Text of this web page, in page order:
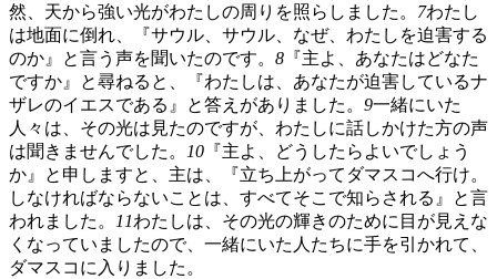
然、天から強い光がわたしの周りを照らしました。 7わたし
は地面に倒れ、『サウル、サウル、なぜ、わたしを迫害する
のか』と言う声を聞いたのです。 8 『主よ、あなたはどなた
ですか』と尋ねると、『わたしは、あなたが迫害しているナ
ザレのイエスである』と答えがありました。 9一緒にいた
人々は、その光は見たのですが、わたしに話しかけた方の声
は聞きませんでした。
10 『主よ、どうしたらよいでしょう
か』と申しますと、主は、『立ち上がってダマスコへ行け。
しなければならないことは、すべてそこで知らされる』と言
われました。
11わたしは、その光の輝きのために目が見えな
くなっていましたので、一緒にいた人たちに手を引かれて、
ダマスコに入りました。